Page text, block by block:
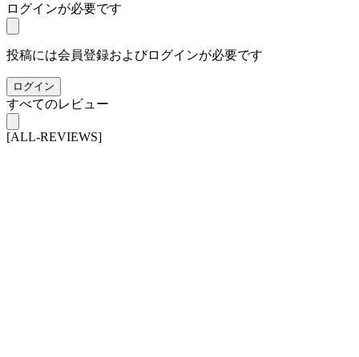
ログインが必要です
投稿には会員登録およびログインが必要です
ログイン
すべてのレビュー
[ALL-REVIEWS]